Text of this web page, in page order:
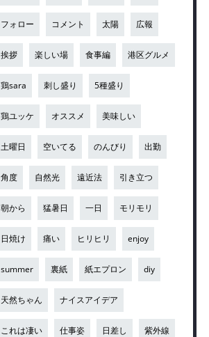
フォロー コメント 太陽 広報
挨拶 楽しい場 食事編 港区グルメ
鶏sara 刺し盛り 5種盛り
鶏ユッケ オススメ 美味しい
土曜日 空いてる のんびり 出勤
角度 自然光 遠近法 引き立つ
朝から 猛暑日 一日 モリモリ
日焼け 痛い ヒリヒリ enjoy
summer 裏紙 紙エプロン diy
天然ちゃん ナイスアイデア
これは凄い 仕事姿 日差し 紫外線